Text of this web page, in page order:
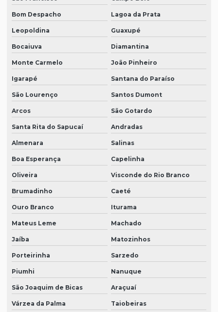
Bom Despacho Lagoa da Prata
Leopoldina Guaxupé
Bocaiuva Diamantina
Monte Carmelo João Pinheiro
Igarapé Santana do Paraíso
São Lourenço Santos Dumont
Arcos São Gotardo
Santa Rita do Sapucaí Andradas
Almenara Salinas
Boa Esperança Capelinha
Oliveira Visconde do Rio Branco
Brumadinho Caeté
Ouro Branco Iturama
Mateus Leme Machado
Jaíba Matozinhos
Porteirinha Sarzedo
Piumhi Nanuque
São Joaquim de Bicas Araçuaí
Várzea da Palma Taiobeiras